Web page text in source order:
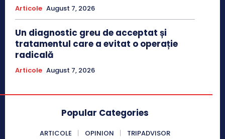
Articole August 7, 2026
Un diagnostic greu de acceptat și
tratamentul care a evitat o operație
radicală
Articole August 7, 2026
Popular Categories
ARTICOLE OPINION TRIPADVISOR